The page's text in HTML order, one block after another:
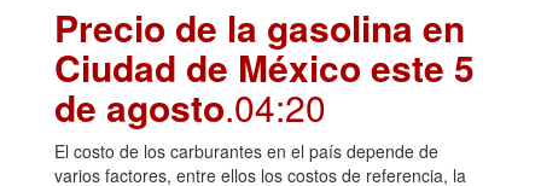
Precio de la gasolina en
Ciudad de México este 5
de agosto.04:20
El costo de los carburantes en el país depende de
varios factores, entre ellos los costos de referencia, la